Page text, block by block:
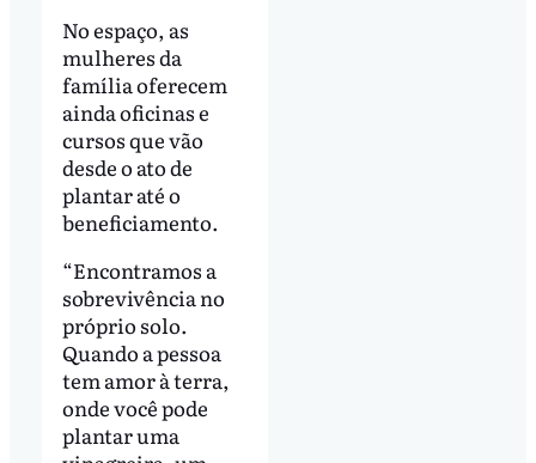
No espaço, as
mulheres da
família oferecem
ainda oficinas e
cursos que vão
desde o ato de
plantar até o
beneficiamento.
“Encontramos a
sobrevivência no
próprio solo.
Quando a pessoa
tem amor à terra,
onde você pode
plantar uma